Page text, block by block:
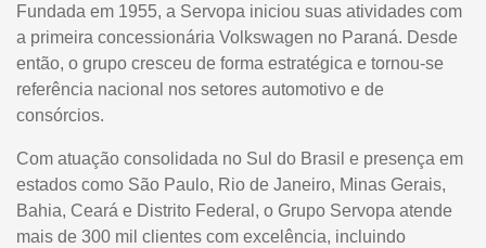
Fundada em 1955, a Servopa iniciou suas atividades com
a primeira concessionária Volkswagen no Paraná. Desde
então, o grupo cresceu de forma estratégica e tornou-se
referência nacional nos setores automotivo e de
consórcios.
Com atuação consolidada no Sul do Brasil e presença em
estados como São Paulo, Rio de Janeiro, Minas Gerais,
Bahia, Ceará e Distrito Federal, o Grupo Servopa atende
mais de 300 mil clientes com excelência, incluindo